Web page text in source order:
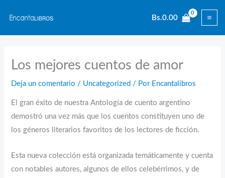
contenido
Bs.0.00
Los mejores cuentos de amor
Deja un comentario / Uncategorized / Por Encantalibros
El gran éxito de nuestra Antología de cuento argentino
demostró una vez más que los cuentos constituyen uno de
los géneros literarios favoritos de los lectores de ficción.
Esta nueva colección está organizada temáticamente y cuenta
con notables autores, algunos de ellos celebérrimos, y de